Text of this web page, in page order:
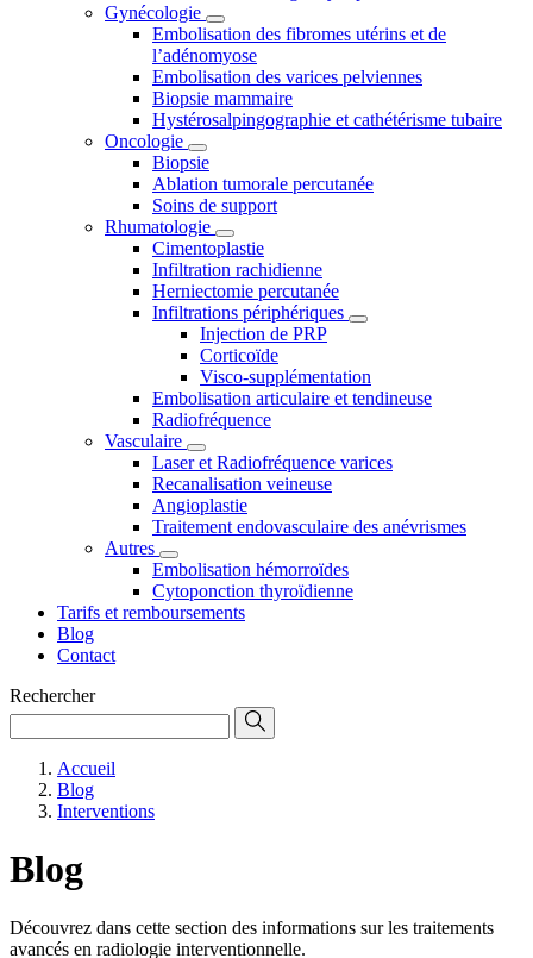
Gynécologie
Embolisation des fibromes utérins et de
l’adénomyose
Embolisation des varices pelviennes
Biopsie mammaire
Hystérosalpingographie et cathétérisme tubaire
Oncologie
Biopsie
Ablation tumorale percutanée
Soins de support
Rhumatologie
Cimentoplastie
Infiltration rachidienne
Herniectomie percutanée
Infiltrations périphériques
Injection de PRP
Corticoïde
Visco-supplémentation
Embolisation articulaire et tendineuse
Radiofréquence
Vasculaire
Laser et Radiofréquence varices
Recanalisation veineuse
Angioplastie
Traitement endovasculaire des anévrismes
Autres
Embolisation hémorroïdes
Cytoponction thyroïdienne
Tarifs et remboursements
Blog
Contact
Rechercher
Accueil
Blog
Interventions
Blog
Découvrez dans cette section des informations sur les traitements
avancés en radiologie interventionnelle.